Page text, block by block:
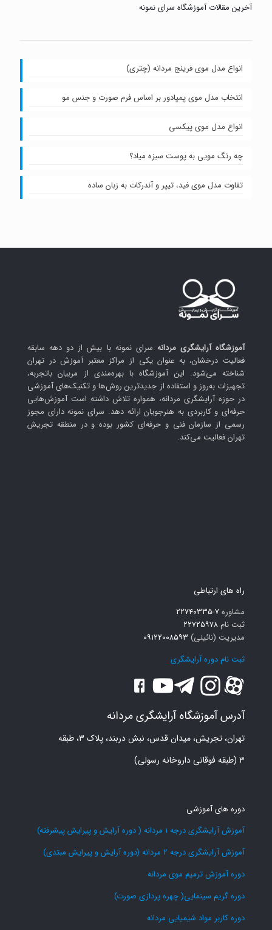
آخرین مقالات آموزشگاه سرای نمونه
انواع مدل موی فرینج مردانه (چتری)
انتخاب مدل موی پمپادور بر اساس فرم صورت و جنس مو
انواع مدل موی پیکسی
چه رنگ مویی به پوست سبزه میاد؟
تفاوت مدل موی فید، تیپر و آندرکات به زبان ساده
آموزشگاه آرایشگری مردانه سرای نمونه با بیش از دو دهه سابقه
فعالیت درخشان، به عنوان یکی از مراکز معتبر آموزش در تهران
شناخته می‌شود. این آموزشگاه با بهره‌مندی از مربیان باتجربه،
تجهیزات به‌روز و استفاده از جدیدترین روش‌ها و تکنیک‌های آموزشی
در حوزه آرایشگری مردانه، همواره تلاش داشته است آموزش‌هایی
حرفه‌ای و کاربردی به هنرجویان ارائه دهد. سرای نمونه دارای مجوز
رسمی از سازمان فنی و حرفه‌ای کشور بوده و در منطقه تجریش
تهران فعالیت می‌کند.
راه های ارتباطی
مشاوره۷-۲۲۷۴۰۳۳۵
ثبت نام ۲۲۷۲۵۹۷۸
مدیریت (نائینی) ۰۹۱۲۲۰۰۸۵۹۳
ثبت نام دوره آرایشگری
آدرس آموزشگاه آرایشگری مردانه
تهران، تجریش، میدان قدس، نبش دربند، پلاک ۳، طبقه
۳ (طبقه فوقانی داروخانه رسولی)
دوره های آموزشی
آموزش آرایشگری درجه 1 مردانه ( دوره آرایش و پیرایش پیشرفته)
آموزش آرایشگری درجه 2 مردانه (دوره آرایش و پیرایش مبتدی)
دوره آموزش ترمیم موی مردانه
دوره گریم سینمایی( چهره پردازی صورت)
دوره کاربر مواد شیمیایی مردانه